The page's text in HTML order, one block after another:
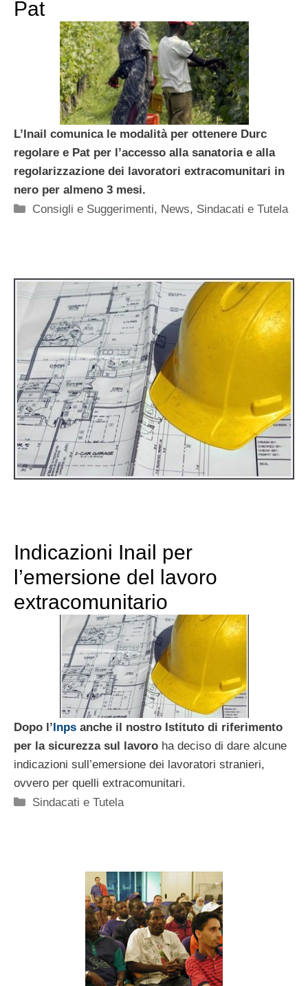
Pat
L’Inail comunica le modalità per ottenere Durc
regolare e Pat per l’accesso alla sanatoria e alla
regolarizzazione dei lavoratori extracomunitari in
nero per almeno 3 mesi.
Categorie
Consigli e Suggerimenti, News, Sindacati e Tutela
Indicazioni Inail per
l’emersione del lavoro
extracomunitario
Dopo l’Inps anche il nostro Istituto di riferimento
per la sicurezza sul lavoro ha deciso di dare alcune
indicazioni sull’emersione dei lavoratori stranieri,
ovvero per quelli extracomunitari.
Categorie
Sindacati e Tutela